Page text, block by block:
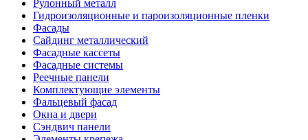
Рулонный металл
Гидроизоляционные и пароизоляционные пленки
Фасады
Сайдинг металлический
Фасадные кассеты
Фасадные системы
Реечные панели
Комплектующие элементы
Фальцевый фасад
Окна и двери
Сэндвич панели